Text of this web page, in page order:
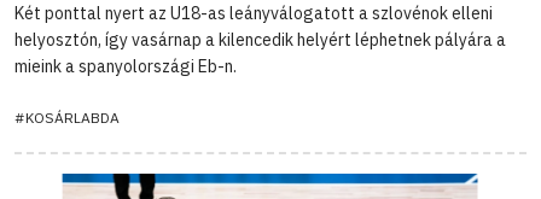
Két ponttal nyert az U18-as leányválogatott a szlovénok elleni
helyosztón, így vasárnap a kilencedik helyért léphetnek pályára a
mieink a spanyolországi Eb-n.
#KOSÁRLABDA